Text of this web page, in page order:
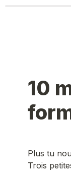
10
Plus tu
Trois